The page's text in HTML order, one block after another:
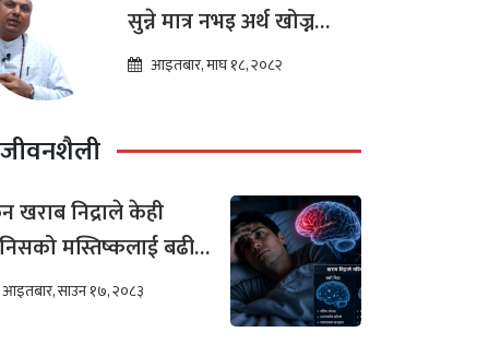
सुन्ने मात्र नभइ अर्थ खोज्न
थालेका छन : ज्योतिष तारा
आइतबार, माघ १८, २०८२
जीवनशैली
खराब निद्राले केही
मस्तिष्कलाई बढी
गर्छ ?
आइतबार, साउन १७, २०८३